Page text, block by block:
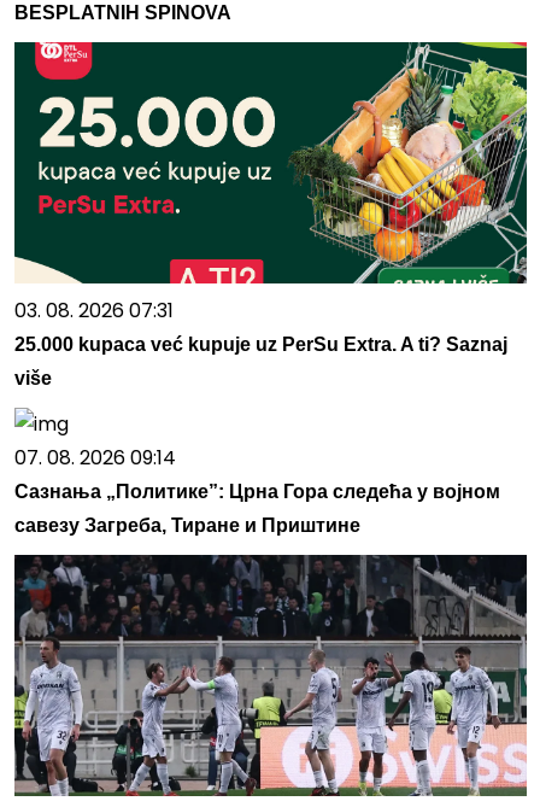
BESPLATNIH SPINOVA
03. 08. 2026 07:31
25.000 kupaca već kupuje uz PerSu Extra. A ti? Saznaj
više
07. 08. 2026 09:14
Сазнања „Политике”: Црна Гора следећа у војном
савезу Загреба, Тиране и Приштине